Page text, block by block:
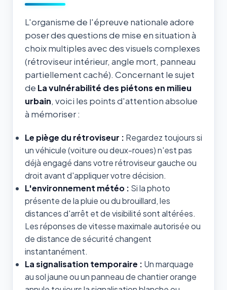
L'organisme de l'épreuve nationale adore
poser des questions de mise en situation à
choix multiples avec des visuels complexes
(rétroviseur intérieur, angle mort, panneau
partiellement caché). Concernant le sujet
de La vulnérabilité des piétons en milieu
urbain, voici les points d'attention absolue
à mémoriser :
Le piège du rétroviseur : Regardez toujours si
un véhicule (voiture ou deux-roues) n'est pas
déjà engagé dans votre rétroviseur gauche ou
droit avant d'appliquer votre décision.
L'environnement météo : Si la photo
présente de la pluie ou du brouillard, les
distances d'arrêt et de visibilité sont altérées.
Les réponses de vitesse maximale autorisée ou
de distance de sécurité changent
instantanément.
La signalisation temporaire : Un marquage
au sol jaune ou un panneau de chantier orange